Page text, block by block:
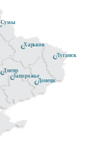
Сумы
Луганск
Донецк
Днепр
Запорожье
Харьков